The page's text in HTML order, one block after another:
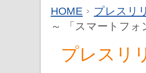
HOME プレスリ
～ 「スマートフ
プレスリ